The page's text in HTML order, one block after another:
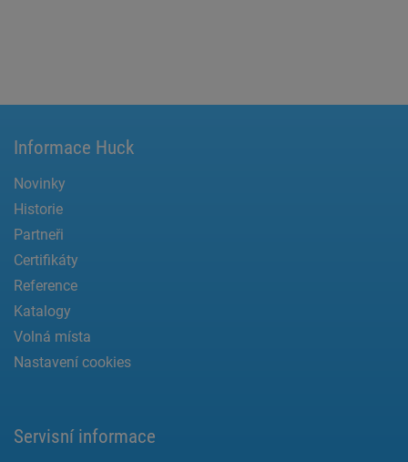
Informace Huck
Novinky
Historie
Partneři
Certifikáty
Reference
Katalogy
Volná místa
Nastavení cookies
Servisní informace